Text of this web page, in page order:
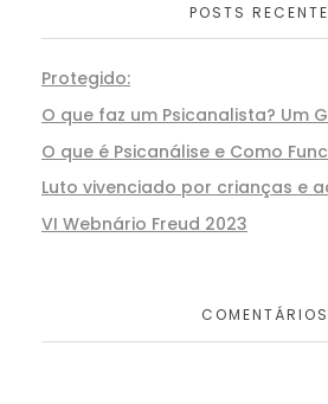
POSTS
Protegido:
O que faz um Psicanalista? Um
O que é Psicanálise e Como
Luto vivenciado por crianças e
VI Webnário Freud 2023
COMENTÁRIOS